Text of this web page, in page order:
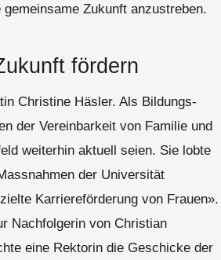
Zukunft anzustreben.
fördern
Christine Häsler. Als Bildungs-
der Vereinbarkeit von Familie und
weiterhin aktuell seien. Sie lobte
der Universität
Karriereförderung von Frauen».
Nachfolgerin von Christian
eine Rektorin die Geschicke der